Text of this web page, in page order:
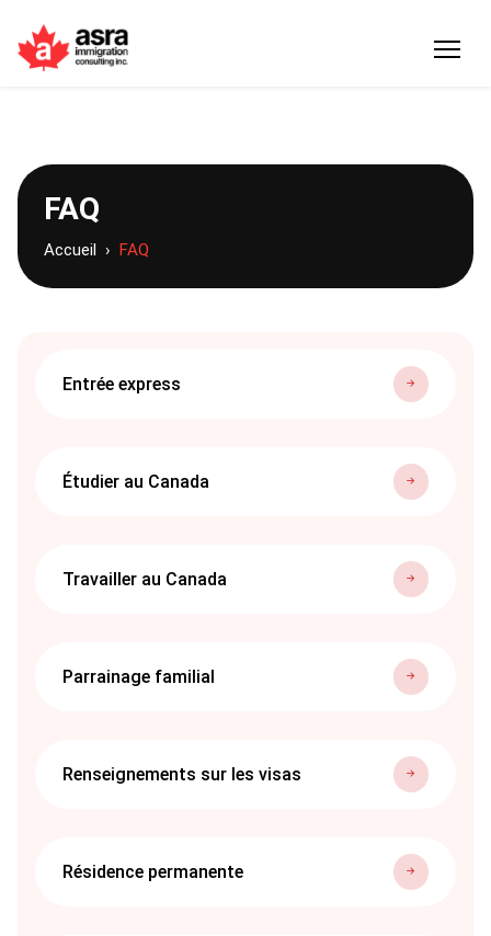
FAQ
Accueil FAQ
Entrée express
Étudier au Canada
Travailler au Canada
Parrainage familial
Renseignements sur les visas
Résidence permanente